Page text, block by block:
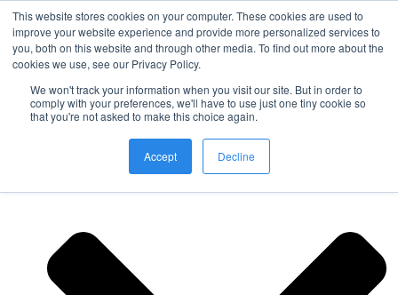
This website stores cookies on your computer. These cookies are used to
improve your website experience and provide more personalized services to
you, both on this website and through other media. To find out more about the
cookies we use, see our Privacy Policy.
We won't track your information when you visit our site. But in order to
comply with your preferences, we'll have to use just one tiny cookie so
that you're not asked to make this choice again.
Accept Decline
Nordic Sports Reutlingen
Navigation umschalten
Fitness